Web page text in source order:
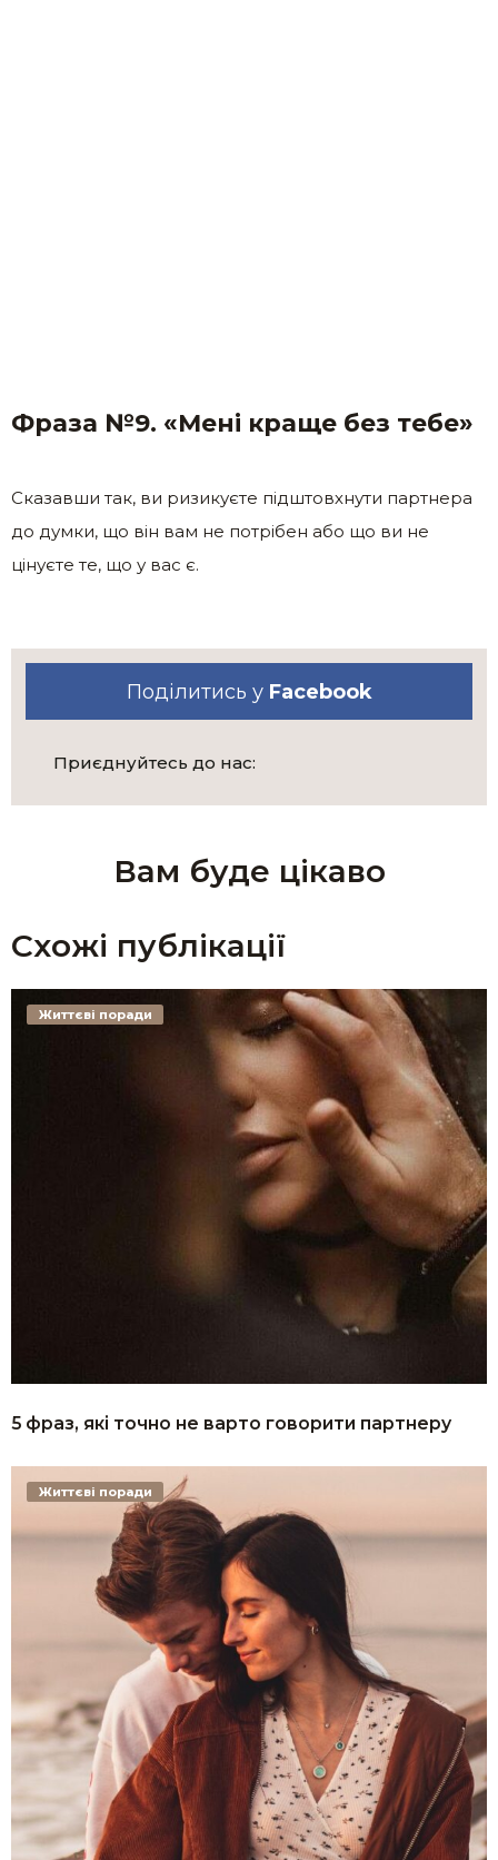
Фраза №9. «Мені краще без тебе»
Сказавши так, ви ризикуєте підштовхнути партнера
до думки, що він вам не потрібен або що ви не
цінуєте те, що у вас є.
Поділитись у Facebook
Приєднуйтесь до нас:
Вам буде цікаво
Схожі публікації
5 фраз, які точно не варто говорити партнеру
Життєві поради
Життєві поради